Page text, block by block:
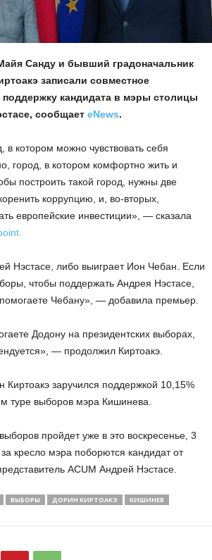
Санду и бывший градоначальник
записали совместное
кандидата в мэры столицы
сообщает eNews.
в котором можно чувствовать себя
город, в котором комфортно жить и
построить такой город, нужны две
коррупцию, и, во-вторых,
европейские инвестиции», — сказала
Нэстасе, либо выиграет Ион Чебан. Если
чтобы поддержать Андрея Нэстасе,
помогаете Чебану», — добавила премьер.
Додону на президентских выборах,
— продолжил Киртоакэ.
заручился поддержкой 10,15%
туре выборов мэра Кишинева.
пройдет уже в это воскресенье, 3
кресло мэра поборются кандидат от
ACUM Андрей Нэстасе.
ВЫБОРЫ ДОРИН КИРТОАКЭ
КИШИНЕВ